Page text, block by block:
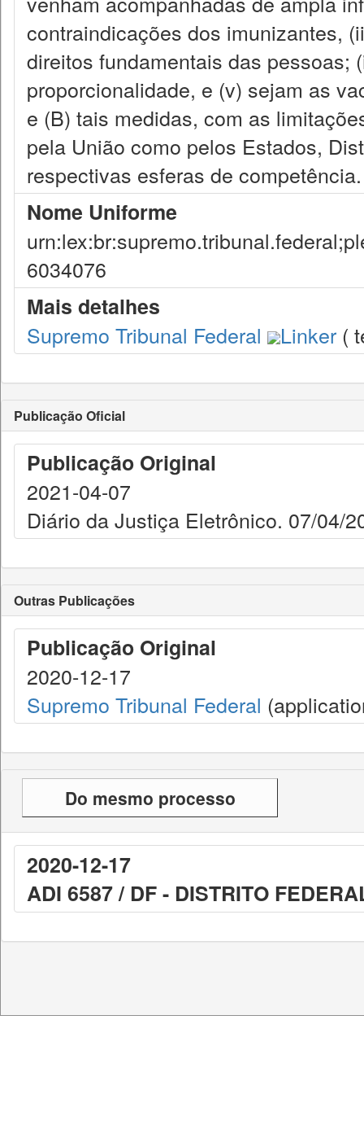
contraindicações dos imunizantes,
direitos fundamentais das pessoas;
proporcionalidade, e (v) sejam as
e (B) tais medidas, com as
pela União como pelos Estados,
respectivas esferas de competência.
Nome Uniforme
6034076
Mais detalhes
Supremo Tribunal Federal
Linker (
Publicação Oficial
Publicação Original
2021-04-07
Diário da Justiça Eletrônico. 07/04/
Outras Publicações
Publicação Original
2020-12-17
Supremo Tribunal Federal
Do mesmo processo
2020-12-17
ADI 6587 / DF - DISTRITO